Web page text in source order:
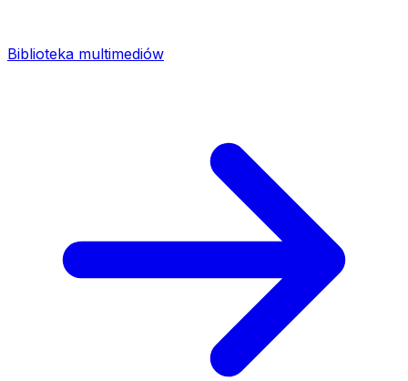
Biblioteka multimediów